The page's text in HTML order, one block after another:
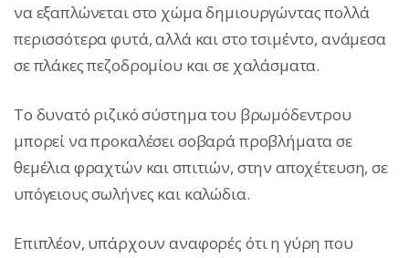
να εξαπλώνεται στο χώμα δημιουργώντας πολλά
περισσότερα φυτά, αλλά και στο τσιμέντο, ανάμεσα
σε πλάκες πεζοδρομίου και σε χαλάσματα.
Το δυνατό ριζικό σύστημα του βρωμόδεντρου
μπορεί να προκαλέσει σοβαρά προβλήματα σε
θεμέλια φραχτών και σπιτιών, στην αποχέτευση, σε
υπόγειους σωλήνες και καλώδια.
Επιπλέον, υπάρχουν αναφορές ότι η γύρη που